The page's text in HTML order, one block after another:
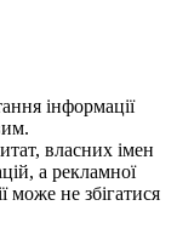
iнформацiї
власних імен
а рекламної
може не збiгатися